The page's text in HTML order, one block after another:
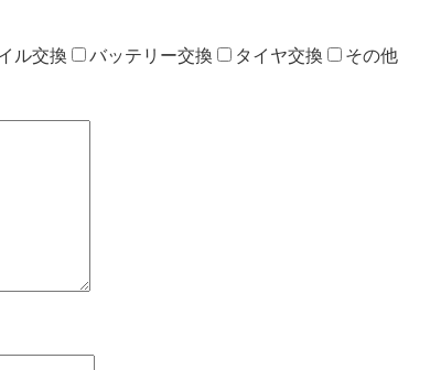
ル交換 バッテリー交換 タイヤ交換 その他